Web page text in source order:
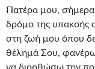
Πατέρα μου,
δρόμο της υπακοής
στη ζωή μου όπου
θέλημά Σου,